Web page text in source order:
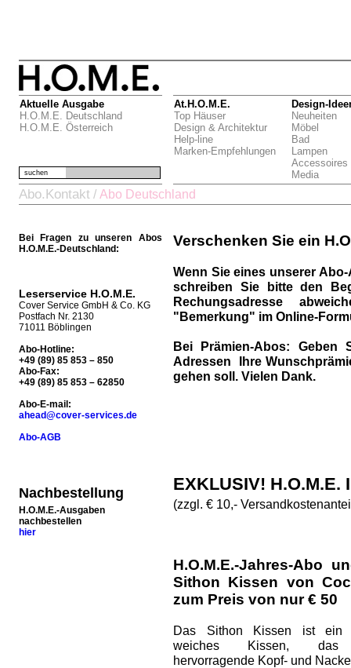
Aktuelle Ausgabe
H.O.M.E. Deutschland
H.O.M.E. Österreich
At.H.O.M.E.
Top Häuser
Design & Architektur
Help-line
Marken-Empfehlungen
Design-
Neuheiten
Möbel
Bad
Lampen
Accessoires
Media
suchen
Abo.Kontakt / Abo Deutschland
Bei Fragen zu unseren Abos
H.O.M.E.-Deutschland:
Leserservice H.O.M.E.
Cover Service GmbH & Co. KG
Postfach Nr. 2130
71011 Böblingen
Abo-Hotline:
+49 (89) 85 853 – 850
Abo-Fax:
+49 (89) 85 853 – 62850
Abo-E-mail:
ahead@cover-services.de
Abo-AGB
Nachbestellung
H.O.M.E.-Ausgaben
nachbestellen
hier
Verschenken Sie ein
Wenn Sie eines unserer
schreiben Sie bitte den
Rechungsadresse
"Bemerkung" im Online-
Bei Prämien-Abos:
Geben
Adressen Ihre
gehen soll. Vielen Dank.
EXKLUSIV! H.O.M.E.
(zzgl. € 10,-
H.O.M.E.-Jahres-Abo
Sithon Kissen von
zum Preis von nur € 50
Das Sithon Kissen ist ein
weiches Kissen,
hervorragende Kopf- und